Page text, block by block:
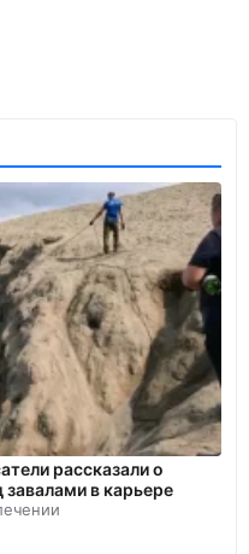
рассказали о
завалами в карьере